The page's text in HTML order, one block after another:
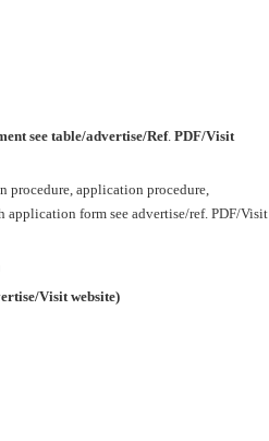
see table/advertise/Ref. PDF/Visit
procedure, application procedure,
form see advertise/ref. PDF/Visit
/Visit website)